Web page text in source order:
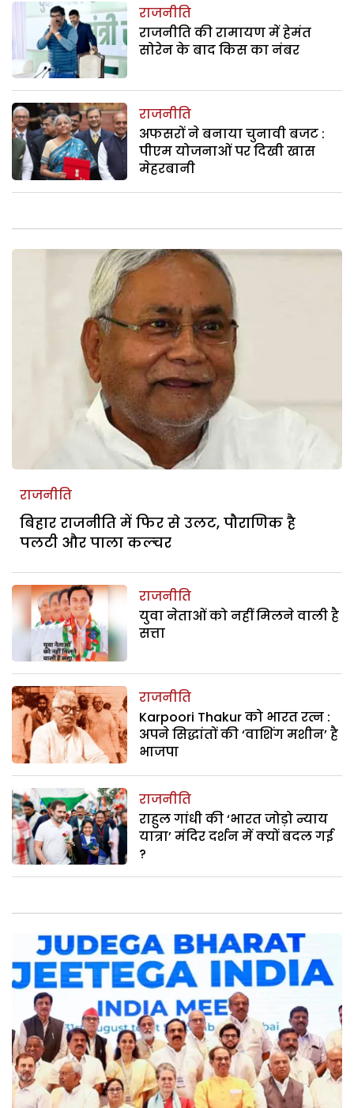
राजनीति
राजनीति की रामायण में हेमंत
सोरेन के बाद किस का नंबर
राजनीति
अफसरों ने बनाया चुनावी बजट :
पीएम योजनाओं पर दिखी खास
मेहरबानी
राजनीति
बिहार राजनीति में फिर से उलट, पौराणिक है
पलटी और पाला कल्चर
राजनीति
युवा नेताओं को नहीं मिलने वाली है
सत्ता
राजनीति
Karpoori Thakur को भारत रत्न :
अपने सिद्धांतों की ‘वाशिंग मशीन’ है
भाजपा
राजनीति
राहुल गांधी की ‘भारत जोड़ो न्याय
यात्रा’ मंदिर दर्शन में क्यों बदल गई
?